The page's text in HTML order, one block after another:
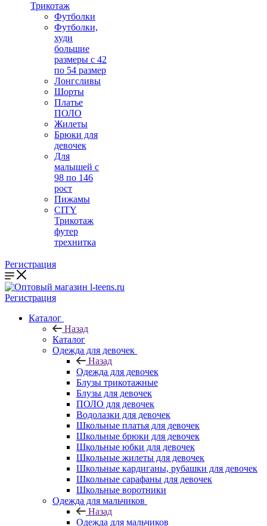
Трикотаж
Футболки
Футболки,
худи
большие
размеры с 42
по 54 размер
Лонгсливы
Шорты
Платье
ПОЛО
Жилеты
Брюки для
девочек
Для
малышей с
98 по 146
рост
Пижамы
CITY
Трикотаж
футер
трехнитка
Регистрация
Регистрация
Каталог
Назад
Каталог
Одежда для девочек
Назад
Одежда для девочек
Блузы трикотажные
Блузы для девочек
ПОЛО для девочек
Водолазки для девочек
Школьные платья для девочек
Школьные брюки для девочек
Школьные юбки для девочек
Школьные жилеты для девочек
Школьные кардиганы, рубашки для девочек
Школьные сарафаны для девочек
Школьные воротники
Одежда для мальчиков
Назад
Одежда для мальчиков